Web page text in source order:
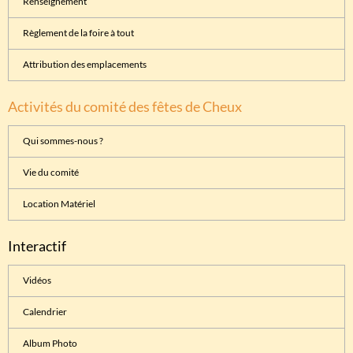
Règlement de la foire à tout
Attribution des emplacements
Activités du comité des fêtes de Cheux
Qui sommes-nous ?
Vie du comité
Location Matériel
Interactif
Vidéos
Calendrier
Album Photo